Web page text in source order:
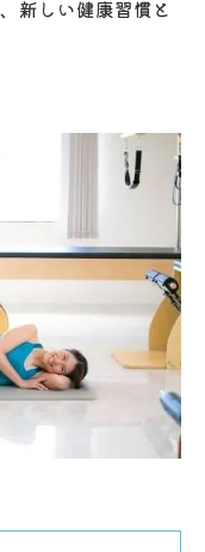
新しい健康習慣と